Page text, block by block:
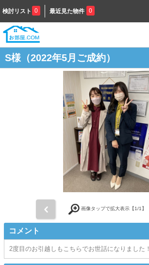
検討リスト 0 最近見た物件 0
S様（2022年5月ご成約）
画像タップで拡大表示【1/1】
コメント
2度目のお引越しもこちらでお世話になりました！